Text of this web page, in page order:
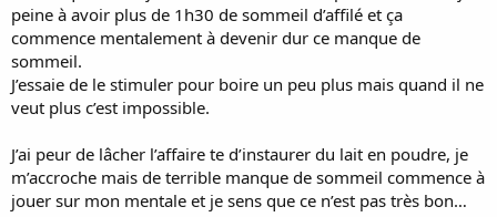
peine à avoir plus de 1h30 de sommeil d’affilé et ça
commence mentalement à devenir dur ce manque de
sommeil.
J’essaie de le stimuler pour boire un peu plus mais quand il ne
veut plus c’est impossible.
J’ai peur de lâcher l’affaire te d’instaurer du lait en poudre, je
m’accroche mais de terrible manque de sommeil commence à
jouer sur mon mentale et je sens que ce n’est pas très bon…